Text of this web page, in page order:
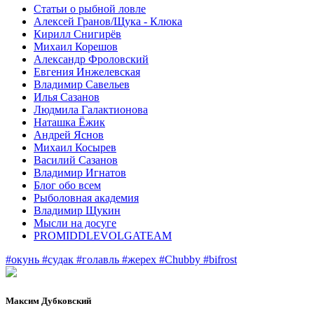
Статьи о рыбной ловле
Алексей Гранов/Щука - Клюка
Кирилл Снигирёв
Михаил Корешов
Александр Фроловский
Евгения Инжелевская
Владимир Савельев
Илья Сазанов
Людмила Галактионова
Наташка Ёжик
Андрей Яснов
Михаил Косырев
Василий Сазанов
Владимир Игнатов
Блог обо всем
Рыболовная академия
Владимир Щукин
Мысли на досуге
PROMIDDLEVOLGATEAM
#окунь #судак #голавль #жерех #Chubby #bifrost
Максим Дубковский